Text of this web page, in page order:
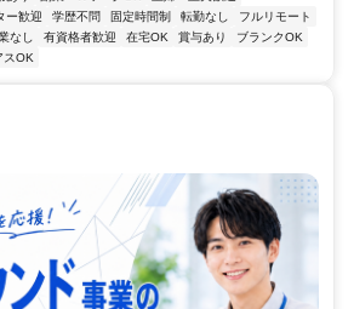
ー歓迎 学歴不問 固定時間制 転勤なし
フルリモート
なし 有資格者歓迎 在宅OK 賞与あり
ブランクOK
スOK